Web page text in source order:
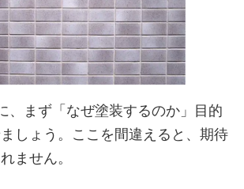
、まず「なぜ塗装するのか」目的
しょう。ここを間違えると、期待
ません。